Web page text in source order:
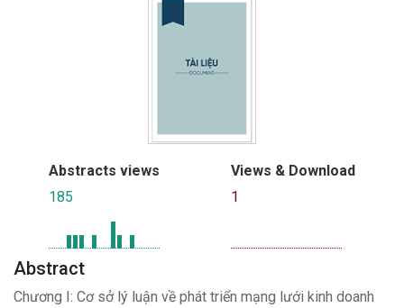
Abstracts views
185
Views & Download
1
Abstract
Chương I: Cơ sở lý luận về phát triển mạng lưới kinh doanh